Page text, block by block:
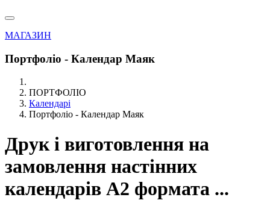
МАГАЗИН
Портфоліо - Календар Маяк
ПОРТФОЛІО
Календарі
Портфоліо - Календар Маяк
Друк і виготовлення на
замовлення настінних
календарів А2 формата ...